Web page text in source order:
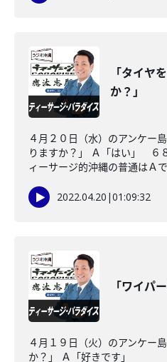
「タイヤ
か？」
４月２０日（水）のアンケー
りますか？」 Ａ「はい」 ６
ィーサージ的沖縄の普通はＡ
2022.04.20 |01:09:32
「ワイパ
４月１９日（火）のアンケー
か？」 Ａ「好きです